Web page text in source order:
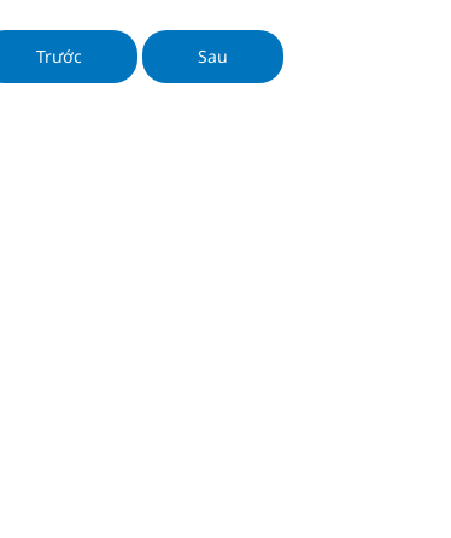
Trung ương cơ sở 2 đón hơn 500 lượt khám
Trước Sau